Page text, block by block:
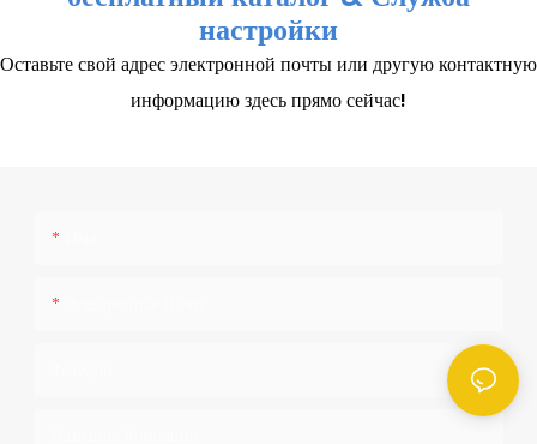
настройки
Оставьте свой адрес электронной почты или другую контактную
информацию здесь прямо сейчас!